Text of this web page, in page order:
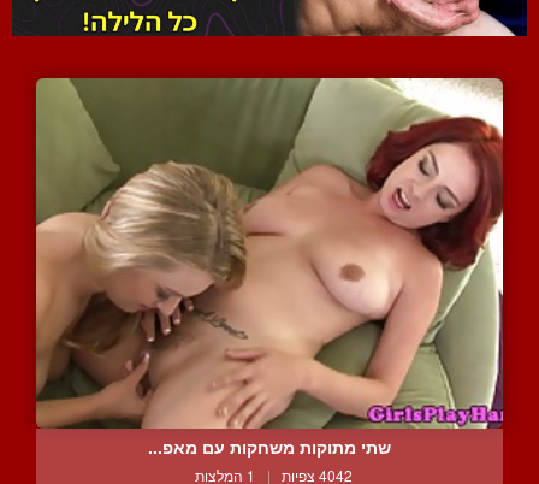
שתי מתוקות משחקות עם מאפ...
4042 צפיות | 1 המלצות